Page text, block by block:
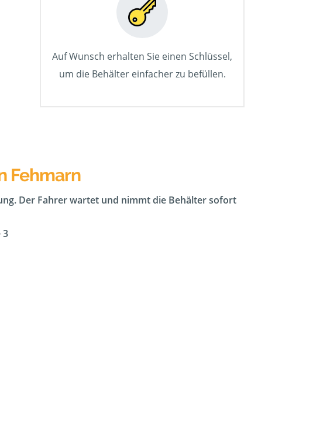
Auf Wunsch erhalten Sie einen Schlüssel,
um die Behälter einfacher zu befüllen.
Fehmarn
Der Fahrer wartet und nimmt die Behälter sofort
3